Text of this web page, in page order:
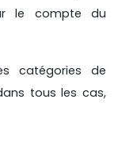
le compte du
catégories de
tous les cas,